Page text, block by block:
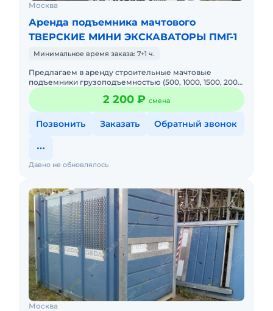
Москва
Аренда подъемника мачтового
ТВЕРСКИЕ МИНИ ЭКСКАВАТОРЫ ПМГ-1
Минимальное время заказа: 7+1 ч.
Предлагаем в аренду строительные мачтовые
подъемники грузоподъемностью (500, 1000, 1500, 2000
кг), а также их обслуживание и монтаж под ключ.
Осуществляем монт2 200 ₽ смена
Позвонить Заказать Обратный звонок
Давно не обновлялось
Москва